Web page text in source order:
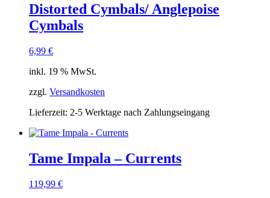
Distorted Cymbals/ Anglepoise
Cymbals
6,99 €
inkl. 19 % MwSt.
zzgl. Versandkosten
Lieferzeit: 2-5 Werktage nach Zahlungseingang
Tame Impala – Currents
119,99 €